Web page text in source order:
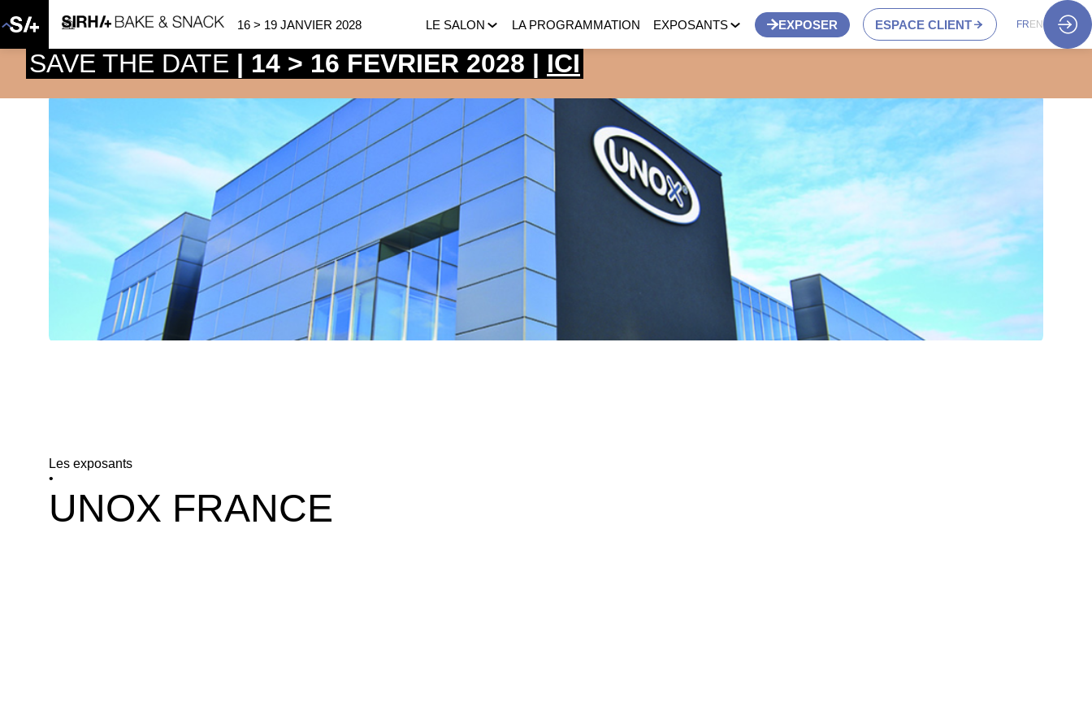
16 > 19 JANVIER 2028 LE SALON LA PROGRAMMATION EXPOSANTS EXPOSER ESPACE CLIENT FR EN
Les exposants
•
UNOX FRANCE
SAVE THE DATE | 14 > 16 FEVRIER 2028 | ICI